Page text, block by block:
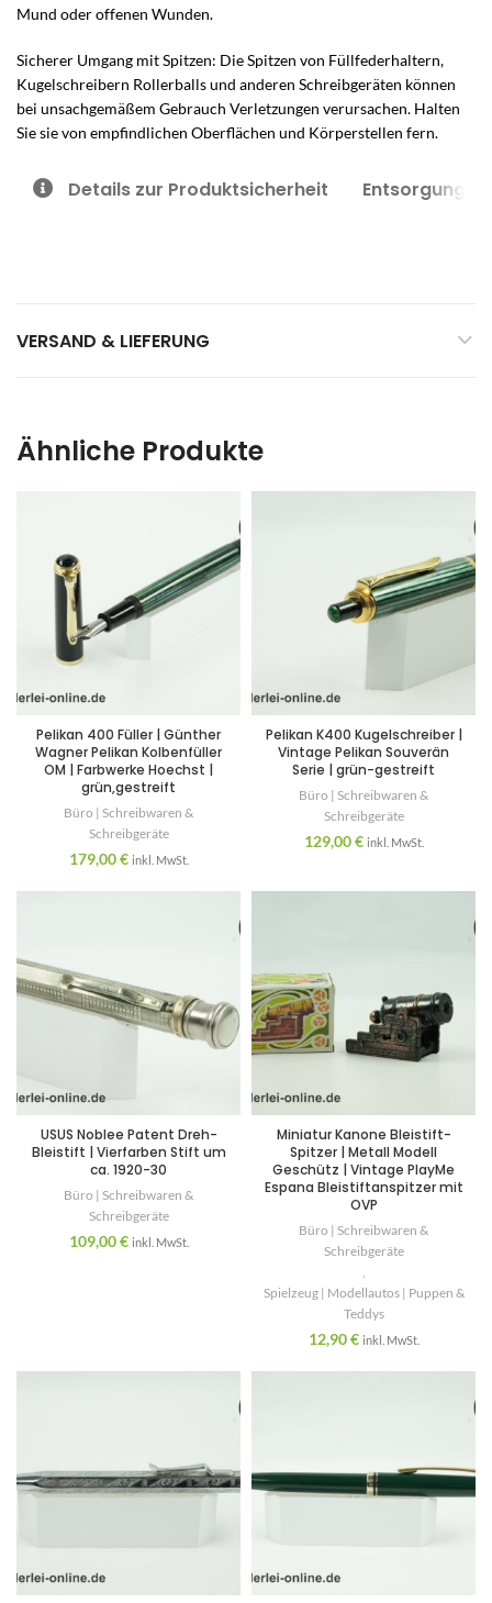
Mund oder offenen Wunden.
Sicherer Umgang mit Spitzen: Die Spitzen von Füllfederhaltern,
Kugelschreibern Rollerballs und anderen Schreibgeräten können
bei unsachgemäßem Gebrauch Verletzungen verursachen. Halten
Sie sie von empfindlichen Oberflächen und Körperstellen fern.
Details zur Produktsicherheit
VERSAND & LIEFERUNG
Ähnliche Produkte
Pelikan 400 Füller | Günther
Wagner Pelikan Kolbenfüller
OM | Farbwerke Hoechst |
grün,gestreift
Büro | Schreibwaren &
Schreibgeräte
179,00€ inkl. MwSt.
Pelikan K400 Kugelschreiber |
Vintage Pelikan Souverän
Serie | grün-gestreift
Büro | Schreibwaren &
Schreibgeräte
129,00€ inkl. MwSt.
USUS Noblee Patent Dreh-
Bleistift | Vierfarben Stift um
ca. 1920-30
Büro | Schreibwaren &
Schreibgeräte
109,00€ inkl. MwSt.
Miniatur Kanone Bleistift-
Spitzer | Metall Modell
Geschütz | Vintage PlayMe
Espana Bleistiftanspitzer mit
OVP
Büro | Schreibwaren &
Schreibgeräte
Spielzeug | Modellautos | Puppen &
Teddys
12,90€ inkl. MwSt.